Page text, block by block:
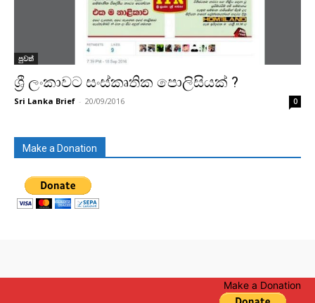
පුවත්
ශ්‍රී ලංකාවට සංස්කෘතික පොලිසියක් ?
Sri Lanka Brief - 20/09/2016 0
Make a Donation
Make a Donation